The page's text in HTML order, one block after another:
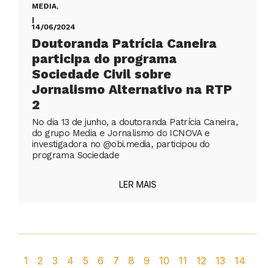
MEDIA,
|
14/06/2024
Doutoranda Patrícia Caneira
participa do programa
Sociedade Civil sobre
Jornalismo Alternativo na RTP
2
No dia 13 de junho, a doutoranda Patrícia Caneira,
do grupo Media e Jornalismo do ICNOVA e
investigadora no @obi.media, participou do
programa Sociedade
LER MAIS
1 2 3 4 5 6 7 8 9 10 11 12 13
14